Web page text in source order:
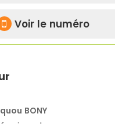
Voir le numéro
BONY